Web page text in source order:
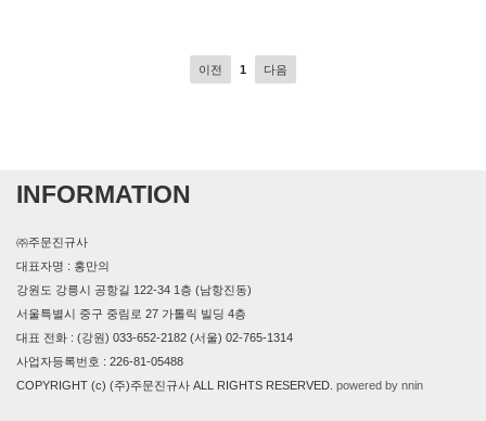
이전 1 다음
INFORMATION
㈜주문진규사
대표자명 : 홍만의
강원도 강릉시 공항길 122-34 1층 (남항진동)
서울특별시 중구 중림로 27 가톨릭 빌딩 4층
대표 전화 : (강원) 033-652-2182 (서울) 02-765-1314
사업자등록번호 : 226-81-05488
COPYRIGHT (c) (주)주문진규사 ALL RIGHTS RESERVED. powered by nnin